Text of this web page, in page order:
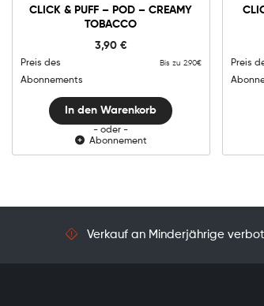
CLICK & PUFF – POD – CREAMY
TOBACCO
3,90 €
Preis des
Abonnements
Bis zu 2.90€
-
-
Tobacco
In den Warenkorb
In den Warenkorb
- oder -
Abonnement
Preis
Verkauf an Minderjährige